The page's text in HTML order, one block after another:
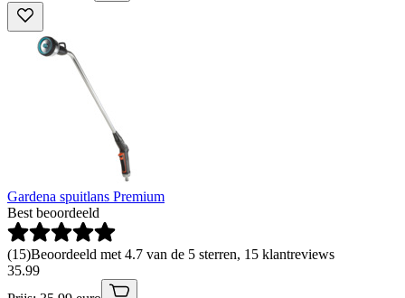
Gardena spuitlans Premium
Best beoordeeld
(15)Beoordeeld met 4.7 van de 5 sterren, 15 klantreviews
35.99